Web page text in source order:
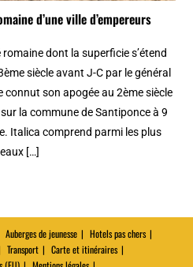
d’une ville d’empereurs
dont la superficie s’étend
siècle avant J-C par le général
connut son apogée au 2ème siècle
la commune de Santiponce à 9
Italica comprend parmi les plus
[…]
Auberges de jeunesse
Hotels pas chers
Transport
Carte et itinéraires